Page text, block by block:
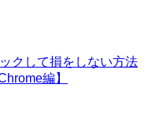
クして損をしない方法
編】